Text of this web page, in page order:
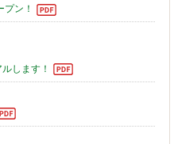
プン！
します！